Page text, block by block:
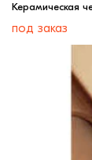
Керамическая
под заказ